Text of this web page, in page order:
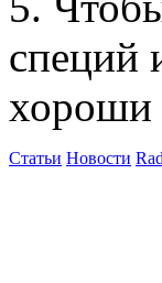
специй
хороши
Статьи Новости